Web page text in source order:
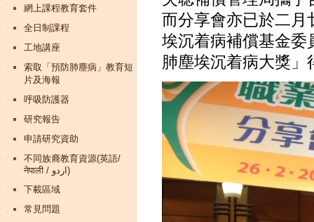
網上課程教育套件
全日制課程
工地講座
索取「預防肺塵病」教育短
片及海報
呼吸防護器
研究報告
申請研究資助
不同族裔教育資源(英語/
नेपाली / اردو)
下載區域
常見問題
而分享會亦已於二月
埃沉着病補償基金委
肺塵埃沉着病大獎」